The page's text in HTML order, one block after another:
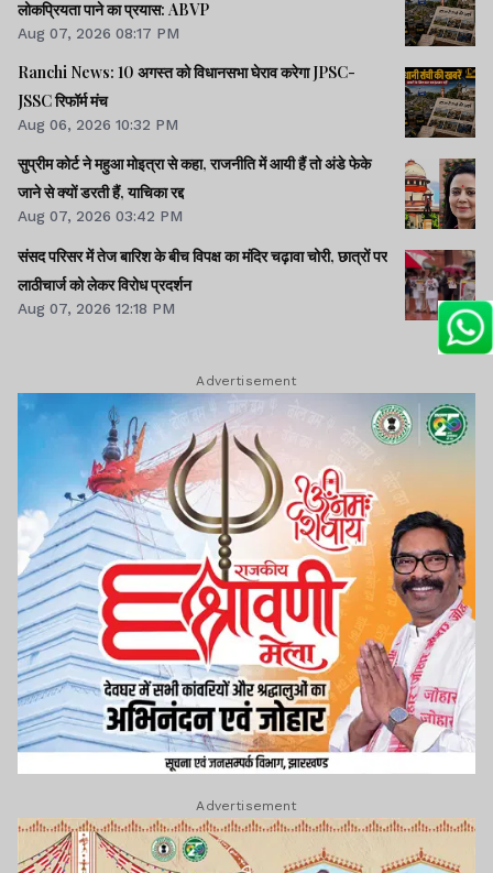
लोकप्रियता पाने का प्रयास: ABVP
Aug 07, 2026 08:17 PM
Ranchi News: 10 अगस्त को विधानसभा घेराव करेगा JPSC-
JSSC रिफॉर्म मंच
Aug 06, 2026 10:32 PM
सुप्रीम कोर्ट ने महुआ मोइत्रा से कहा, राजनीति में आयी हैं तो अंडे फेके
जाने से क्यों डरती हैं, याचिका रद्द
Aug 07, 2026 03:42 PM
संसद परिसर में तेज बारिश के बीच विपक्ष का मंदिर चढ़ावा चोरी, छात्रों पर
लाठीचार्ज को लेकर विरोध प्रदर्शन
Aug 07, 2026 12:18 PM
Advertisement
Advertisement